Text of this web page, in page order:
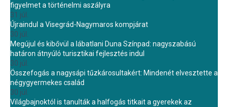
figyelmet a történelmi aszályra
31 júl.
Újraindul a Visegrád-Nagymaros kompjárat
30 júl.
Megújul és kibővül a lábatlani Duna Színpad: nagyszabású
határon átnyúló turisztikai fejlesztés indul
30 júl.
Összefogás a nagysápi tűzkárosultakért: Mindenét elvesztette a
négygyermekes család
30 júl.
Világbajnoktól is tanulták a halfogás titkait a gyerekek az